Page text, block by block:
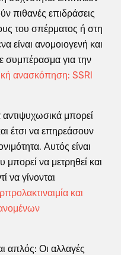
πιθανές επιδράσεις
του σπέρματος ή στη
είναι ανομοιογενή και
συμπέρασμα για την
ανασκόπηση: SSRI
αντιψυχωσικά μπορεί
έτσι να επηρεάσουν
Αυτός είναι
να μετρηθεί και
να γίνονται
και
απλός: Οι αλλαγές